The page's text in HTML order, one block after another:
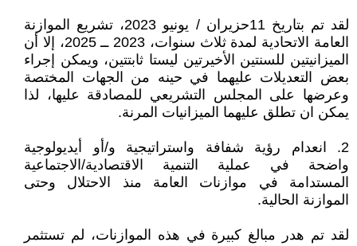
لقد تم بتاريخ 11حزيران / يونيو 2023، تشريع الموازنة
العامة الاتحادية لمدة ثلاث سنوات، 2023 ــ 2025، إلا أن
الميزانيتين للسنتين الأخيرتين ليستا ثابتتين، ويمكن إجراء
بعض التعديلات عليهما في حينه من الجهات المختصة
وعرضها على المجلس التشريعي للمصادقة عليها، لذا
يمكن ان تطلق عليهما الميزانيات المرنة.
2. انعدام رؤية شفافة واستراتيجية و/أو أيديولوجية
واضحة في عملية التنمية الاقتصادية/الاجتماعية
المستدامة في موازنات العامة منذ الاحتلال وحتى
الموازنة الحالية.
لقد تم هدر مبالغ كبيرة في هذه الموازنات، لم تستثمر